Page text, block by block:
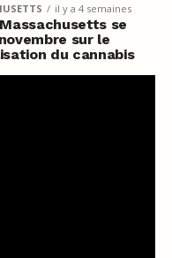
il y a 4 semaines
se
sur le
du cannabis